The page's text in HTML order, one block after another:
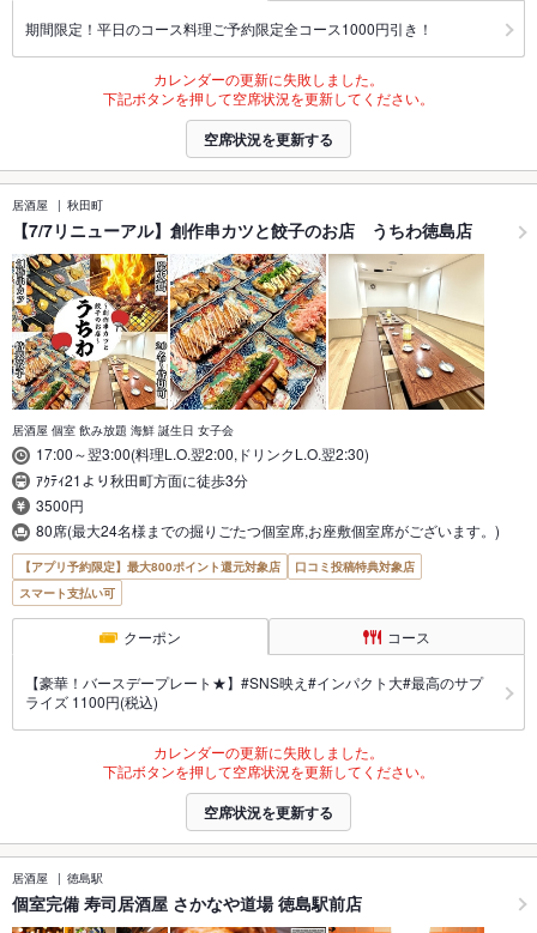
期間限定！平日のコース料理ご予約限定全コース1000円引き！
カレンダーの更新に失敗しました。
下記ボタンを押して空席状況を更新してください。
空席状況を更新する
居酒屋 秋田町
【7/7リニューアル】創作串カツと餃子のお店 うちわ徳島店
居酒屋 個室 飲み放題 海鮮 誕生日 女子会
17:00～翌3:00(料理L.O.翌2:00,ドリンクL.O.翌2:30)
ｱｸﾃｨ21より秋田町方面に徒歩3分
3500円
80席(最大24名様までの掘りごたつ個室席,お座敷個室席がございます。)
【アプリ予約限定】最大800ポイント還元対象店
口コミ投稿特典対象店
スマート支払い可
クーポン コース
【豪華！バースデープレート★】#SNS映え#インパクト大#最高のサプ
ライズ 1100円(税込)
カレンダーの更新に失敗しました。
下記ボタンを押して空席状況を更新してください。
空席状況を更新する
居酒屋 徳島駅
個室完備 寿司居酒屋 さかなや道場 徳島駅前店